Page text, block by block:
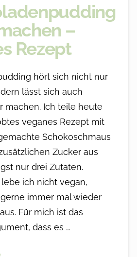
–
Rezept
hört sich nicht nur
lässt sich auch
machen. Ich teile heute
veganes Rezept mit
Schokoschmaus
Zucker aus
nur drei Zutaten.
ich nicht vegan,
immer mal wieder
Für mich ist das
dass es …